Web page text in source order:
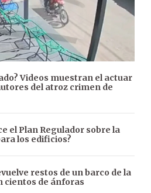
Videos muestran el actuar
del atroz crimen de
el Plan Regulador sobre la
los edificios?
restos de un barco de la
cientos de ánforas